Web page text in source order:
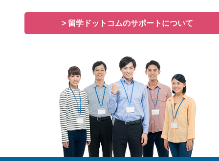
> 留学ドットコムのサポートについて